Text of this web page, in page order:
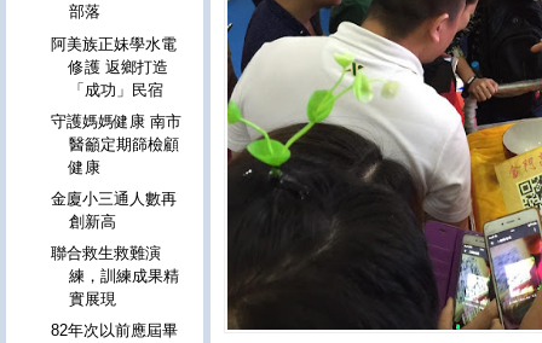
部落
阿美族正妹學水電
修護 返鄉打造
「成功」民宿
守護媽媽健康 南市
醫籲定期篩檢顧
健康
金廈小三通人數再
創新高
聯合救生救難演
練，訓練成果精
實展現
82年次以前應屆畢